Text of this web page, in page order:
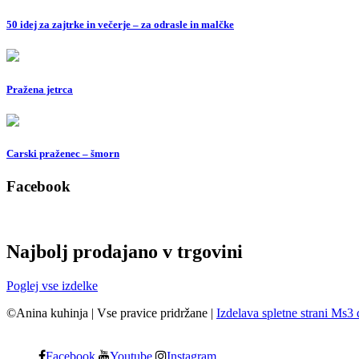
50 idej za zajtrke in večerje – za odrasle in malčke
Pražena jetrca
Carski praženec – šmorn
Facebook
Najbolj prodajano v trgovini
Poglej vse izdelke
©Anina kuhinja | Vse pravice pridržane | Izdelava spletne strani Ms3
Facebook Youtube Instagram